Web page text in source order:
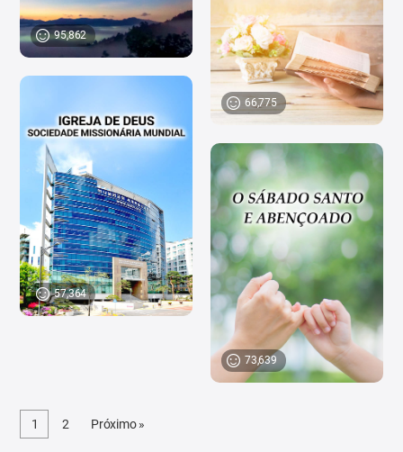
95,862
66,775
57,364
73,639
1 2 Próximo »